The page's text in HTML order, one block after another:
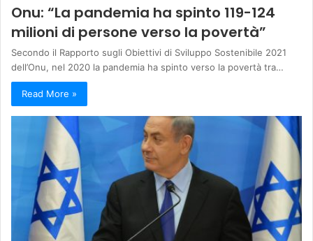
Onu: “La pandemia ha spinto 119-124
milioni di persone verso la povertà”
Secondo il Rapporto sugli Obiettivi di Sviluppo Sostenibile 2021
dell’Onu, nel 2020 la pandemia ha spinto verso la povertà tra…
Read More »